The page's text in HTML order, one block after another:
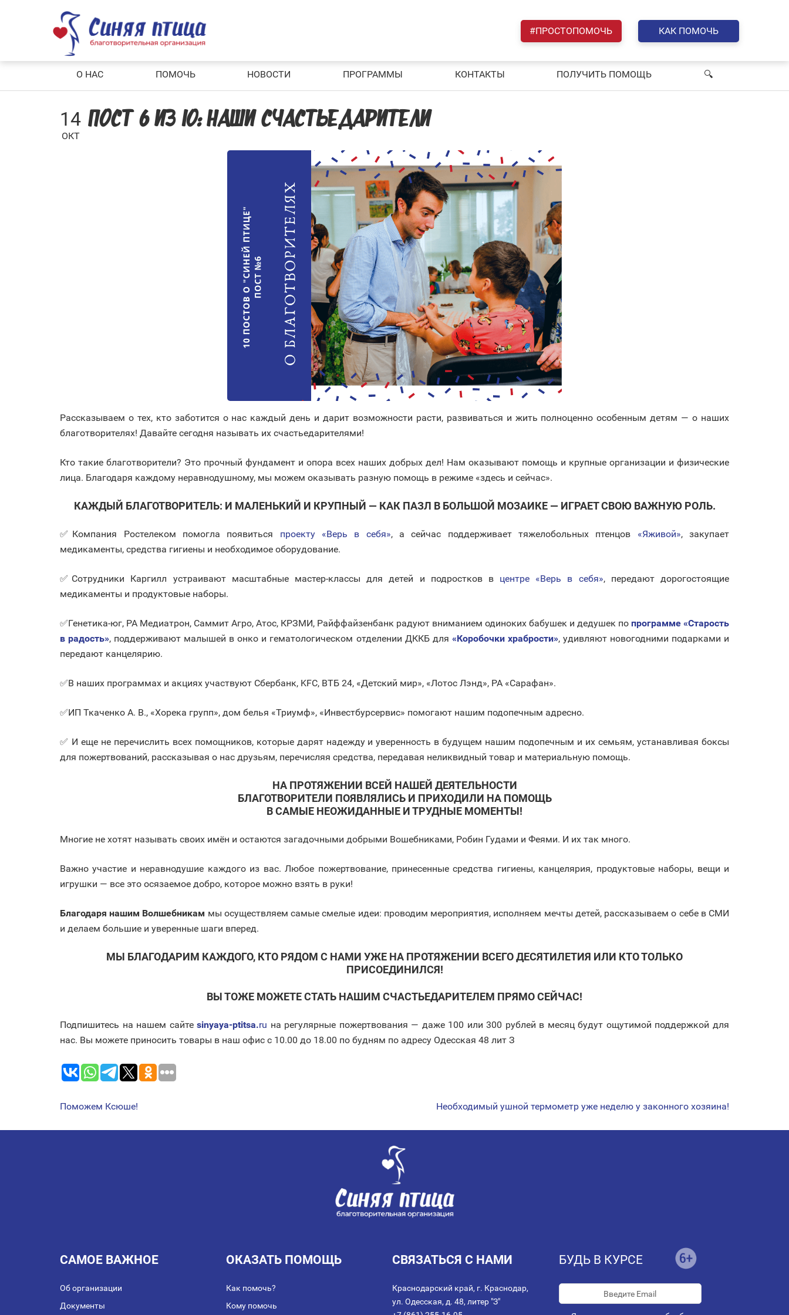
#ПРОСТОПОМОЧЬ КАК ПОМОЧЬ
О НАС ПОМОЧЬ НОВОСТИ ПРОГРАММЫ КОНТАКТЫ ПОЛУЧИТЬ ПОМОЩЬ 🔍︎
14
ОКТ
ПОСТ 6 ИЗ 10: НАШИ СЧАСТЬЕДАРИТЕЛИ
Рассказываем о тех, кто заботится о нас каждый день и дарит возможности расти, развиваться и жить полноценно особенным детям — о наших
благотворителях! Давайте сегодня называть их счастьедарителями!
Кто такие благотворители? Это прочный фундамент и опора всех наших добрых дел! Нам оказывают помощь и крупные организации и физические
лица. Благодаря каждому неравнодушному, мы можем оказывать разную помощь в режиме «здесь и сейчас».
КАЖДЫЙ БЛАГОТВОРИТЕЛЬ: И МАЛЕНЬКИЙ И КРУПНЫЙ — КАК ПАЗЛ В БОЛЬШОЙ МОЗАИКЕ — ИГРАЕТ СВОЮ ВАЖНУЮ РОЛЬ.
✅Компания Ростелеком помогла появиться проекту «Верь в себя», а сейчас поддерживает тяжелобольных птенцов «Яживой», закупает
медикаменты, средства гигиены и необходимое оборудование.
✅Сотрудники Каргилл устраивают масштабные мастер-классы для детей и подростков в центре «Верь в себя», передают дорогостоящие
медикаменты и продуктовые наборы.
✅Генетика-юг, РА Медиатрон, Саммит Агро, Атос, КРЗМИ, Райффайзенбанк радуют вниманием одиноких бабушек и дедушек по программе «Старость
в радость», поддерживают малышей в онко и гематологическом отделении ДККБ для «Коробочки храбрости», удивляют новогодними подарками и
передают канцелярию.
✅В наших программах и акциях участвуют Сбербанк, KFC, ВТБ 24, «Детский мир», «Лотос Лэнд», РА «Сарафан».
✅ИП Ткаченко А. В., «Хорека групп», дом белья «Триумф», «Инвестбурсервис» помогают нашим подопечным адресно.
✅ И еще не перечислить всех помощников, которые дарят надежду и уверенность в будущем нашим подопечным и их семьям, устанавливая боксы
для пожертвований, рассказывая о нас друзьям, перечисляя средства, передавая неликвидный товар и материальную помощь.
НА ПРОТЯЖЕНИИ ВСЕЙ НАШЕЙ ДЕЯТЕЛЬНОСТИ
БЛАГОТВОРИТЕЛИ ПОЯВЛЯЛИСЬ И ПРИХОДИЛИ НА ПОМОЩЬ
В САМЫЕ НЕОЖИДАННЫЕ И ТРУДНЫЕ МОМЕНТЫ!
Многие не хотят называть своих имён и остаются загадочными добрыми Вошебниками, Робин Гудами и Феями. И их так много.
Важно участие и неравнодушие каждого из вас. Любое пожертвование, принесенные средства гигиены, канцелярия, продуктовые наборы, вещи и
игрушки — все это осязаемое добро, которое можно взять в руки!
Благодаря нашим Волшебникам мы осуществляем самые смелые идеи: проводим мероприятия, исполняем мечты детей, рассказываем о себе в СМИ
и делаем большие и уверенные шаги вперед.
МЫ БЛАГОДАРИМ КАЖДОГО, КТО РЯДОМ С НАМИ УЖЕ НА ПРОТЯЖЕНИИ ВСЕГО ДЕСЯТИЛЕТИЯ ИЛИ КТО ТОЛЬКО
ПРИСОЕДИНИЛСЯ!
ВЫ ТОЖЕ МОЖЕТЕ СТАТЬ НАШИМ СЧАСТЬЕДАРИТЕЛЕМ ПРЯМО СЕЙЧАС!
Подпишитесь на нашем сайтеsinyaya-ptitsa.ru на регулярные пожертвования — даже 100 или 300 рублей в месяц будут ощутимой поддержкой для
нас. Вы можете приносить товары в наш офис с 10.00 до 18.00 по будням по адресу Одесская 48 лит З
НАВИГАЦИЯ
ПО
Поможем Ксюше! Необходимый ушной термометр уже неделю у законного хозяина!
САМОЕ ВАЖНОЕ
Об организации
Документы
ОКАЗАТЬ ПОМОЩЬ
Как помочь?
Кому помочь
СВЯЗАТЬСЯ С НАМИ
Краснодарский край, г. Краснодар,
ул. Одесская, д. 48, литер "З"
БУДЬ В КУРСЕ